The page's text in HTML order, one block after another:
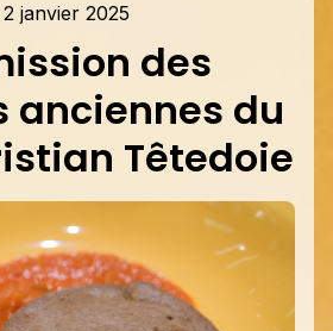
2 janvier 2025
des
anciennes du
Têtedoie